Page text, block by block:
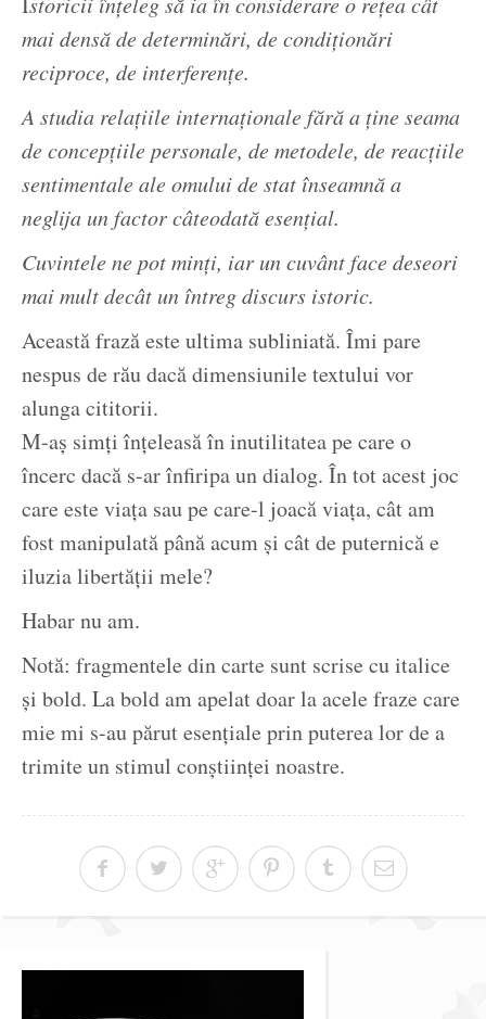
mai densă de determinări, de condiționări
reciproce, de interferențe.
A studia relațiile internaționale fără a ține seama
de concepțiile personale, de metodele, de reacțiile
sentimentale ale omului de stat înseamnă a
neglija un factor câteodată esențial.
Cuvintele ne pot minți, iar un cuvânt face deseori
mai mult decât un întreg discurs istoric.
Această frază este ultima subliniată. Îmi pare
nespus de rău dacă dimensiunile textului vor
alunga cititorii.
M-aș simți înțeleasă în inutilitatea pe care o
încerc dacă s-ar înfiripa un dialog. În tot acest joc
care este viața sau pe care-l joacă viața, cât am
fost manipulată până acum și cât de puternică e
iluzia libertății mele?
Habar nu am.
Notă: fragmentele din carte sunt scrise cu italice
și bold. La bold am apelat doar la acele fraze care
mie mi s-au părut esențiale prin puterea lor de a
trimite un stimul conștiinței noastre.